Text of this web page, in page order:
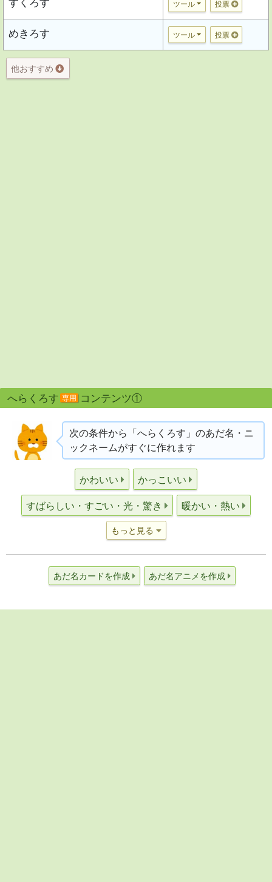
すくろす ツール 投票
めきろす ツール 投票
他おすすめ
へらくろす 専用 コンテンツ①
次の条件から「へらくろす」のあだ名・ニ
ックネームがすぐに作れます
かわいい かっこいい
すばらしい・すごい・光・驚き 暖かい・熱い
もっと見る
あだ名カードを作成 あだ名アニメを作成